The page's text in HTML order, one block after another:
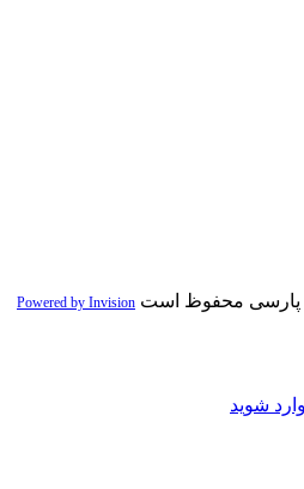
پارسی محفوظ است Powered by Invision
شوید